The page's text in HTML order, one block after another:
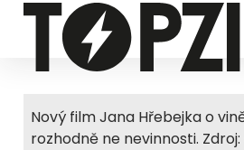
Nový film Jana Hřebejka o
rozhodně ne nevinnosti.